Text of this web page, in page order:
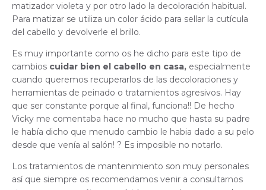
matizador violeta y por otro lado la decoloración habitual.
Para matizar se utiliza un color ácido para sellar la cutícula
del cabello y devolverle el brillo.
Es muy importante como os he dicho para este tipo de
cambios cuidar bien el cabello en casa, especialmente
cuando queremos recuperarlos de las decoloraciones y
herramientas de peinado o tratamientos agresivos. Hay
que ser constante porque al final, funciona!! De hecho
Vicky me comentaba hace no mucho que hasta su padre
le había dicho que menudo cambio le habia dado a su pelo
desde que venía al salón! ? Es imposible no notarlo.
Los tratamientos de mantenimiento son muy personales
así que siempre os recomendamos venir a consultarnos